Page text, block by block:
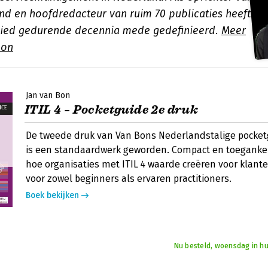
en hoofdredacteur van ruim 70 publicaties heeft
gedurende decennia mede gedefinieerd. Meer
Jan van Bon
ITIL 4 – Pocketguide 2e druk
De tweede druk van Van Bons Nederlandstalige
is een standaardwerk geworden. Compact en
hoe organisaties met ITIL 4 waarde creëren voor
voor zowel beginners als ervaren practitioners.
Boek bekijken
Nu besteld, woensdag in